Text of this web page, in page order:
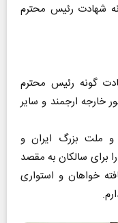
شهادت رئیس محترم
گونه رئیس محترم
خارجه ارجمند و سایر
ملت بزرگ ایران و
براى سالکان به مقصد
خواهان و استوارى